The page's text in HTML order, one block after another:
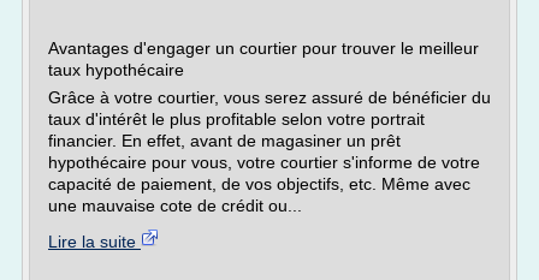
Avantages d'engager un courtier pour trouver le meilleur
taux hypothécaire
Grâce à votre courtier, vous serez assuré de bénéficier du
taux d'intérêt le plus profitable selon votre portrait
financier. En effet, avant de magasiner un prêt
hypothécaire pour vous, votre courtier s'informe de votre
capacité de paiement, de vos objectifs, etc. Même avec
une mauvaise cote de crédit ou...
Lire la suite